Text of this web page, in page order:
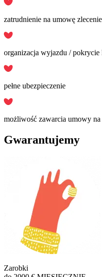
zatrudnienie na umowę zlecenie
organizacja wyjazdu / pokrycie
pełne ubezpieczenie
możliwość zawarcia umowy
Gwarantujemy
Zarobki